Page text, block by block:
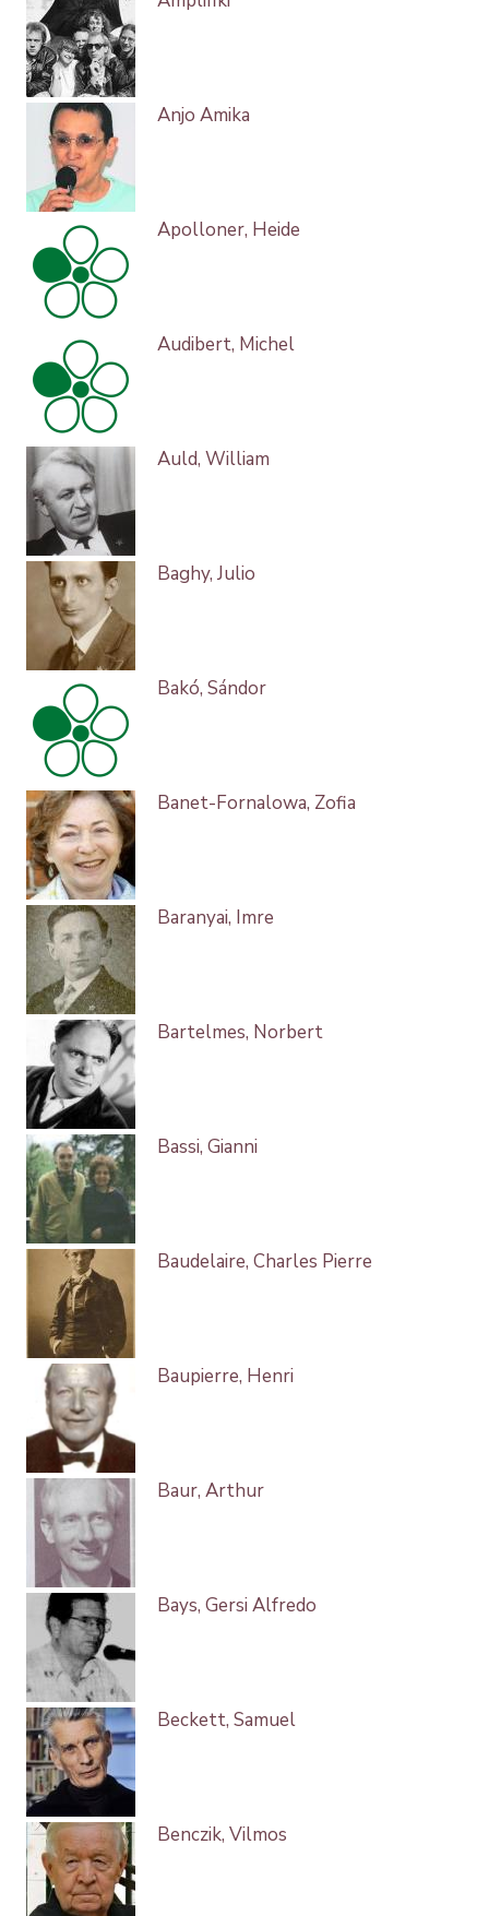
Anjo Amika
Apolloner, Heide
Audibert, Michel
Auld, William
Baghy, Julio
Bakó, Sándor
Banet-Fornalowa, Zofia
Baranyai, Imre
Bartelmes, Norbert
Bassi, Gianni
Baudelaire, Charles Pierre
Baupierre, Henri
Baur, Arthur
Bays, Gersi Alfredo
Beckett, Samuel
Benczik, Vilmos